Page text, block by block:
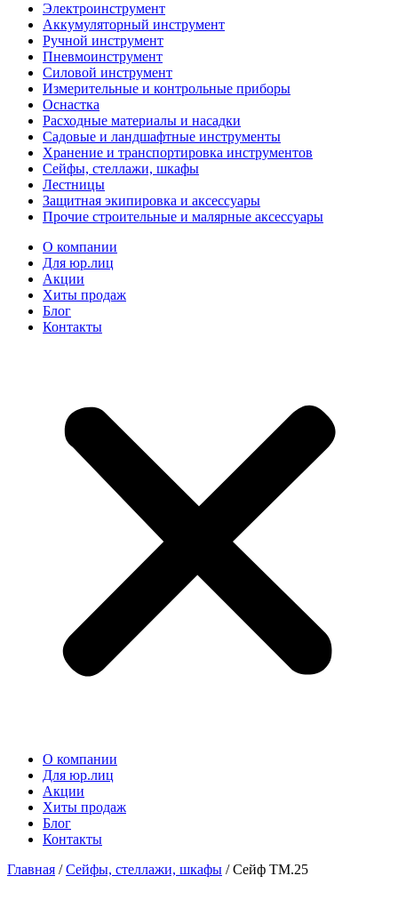
Электроинструмент
Аккумуляторный инструмент
Ручной инструмент
Пневмоинструмент
Силовой инструмент
Измерительные и контрольные приборы
Оснастка
Расходные материалы и насадки
Садовые и ландшафтные инструменты
Хранение и транспортировка инструментов
Сейфы, стеллажи, шкафы
Лестницы
Защитная экипировка и аксессуары
Прочие строительные и малярные аксессуары
О компании
Для юр.лиц
Акции
Хиты продаж
Блог
Контакты
О компании
Для юр.лиц
Акции
Хиты продаж
Блог
Контакты
Главная /Сейфы, стеллажи, шкафы / Сейф TM.25